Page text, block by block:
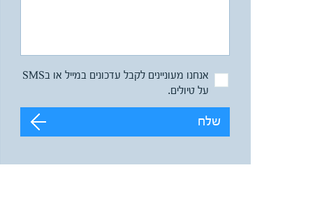
אנחנו מעוניינים לקבל עדכונים במייל או בSMS
על טיולים.
שלח